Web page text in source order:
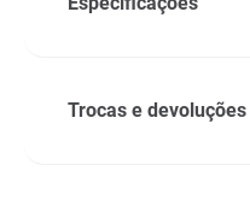
Trocas e devoluções